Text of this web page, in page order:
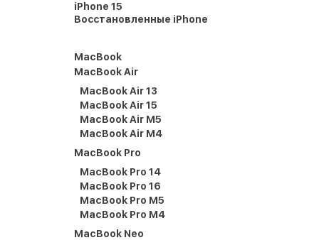
iPhone 15
Восстановленные iPhone
MacBook
MacBook Air
MacBook Air 13
MacBook Air 15
MacBook Air M5
MacBook Air M4
MacBook Pro
MacBook Pro 14
MacBook Pro 16
MacBook Pro M5
MacBook Pro M4
MacBook Neo